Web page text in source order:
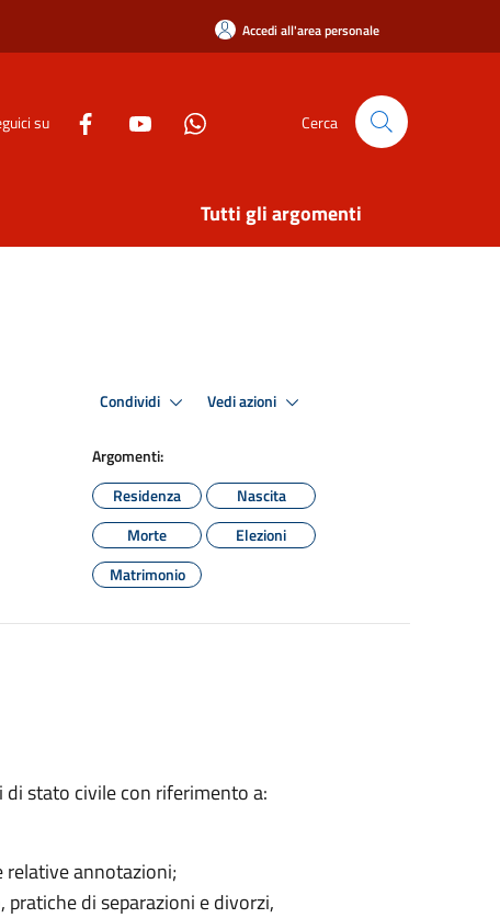
Accedi all'area personale
su Cerca
Tutti gli argomenti
Condividi Vedi azioni
Argomenti:
Residenza
Nascita
Morte
Elezioni
Matrimonio
stato civile con riferimento a:
annotazioni;
di separazioni e divorzi,